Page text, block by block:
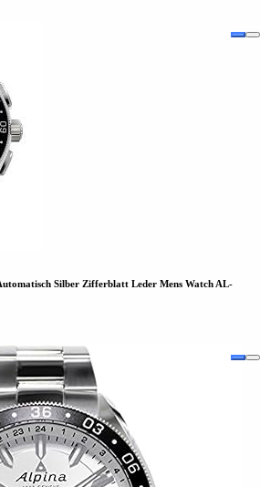
Silber Zifferblatt Leder Mens Watch AL-